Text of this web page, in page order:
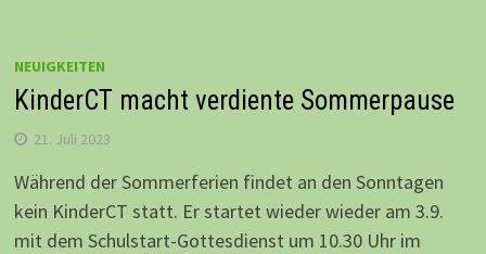
NEUIGKEITEN
KinderCT macht verdiente Sommerpause
21. Juli 2023
Während der Sommerferien findet an den Sonntagen
kein KinderCT statt. Er startet wieder wieder am 3.9.
mit dem Schulstart-Gottesdienst um 10.30 Uhr im